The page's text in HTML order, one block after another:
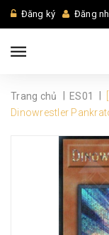
Đăng ký Đăng
Trang chủ ES01
Dinowrestler